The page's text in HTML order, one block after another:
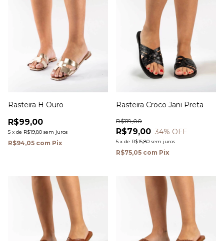
Rasteira H Ouro
R$99,00
5 x de R$19,80 sem juros
R$94,05 com Pix
Rasteira Croco Jani Preta
R$79,00
R$119,00
34% OFF
5 x de R$15,80 sem juros
R$75,05 com Pix